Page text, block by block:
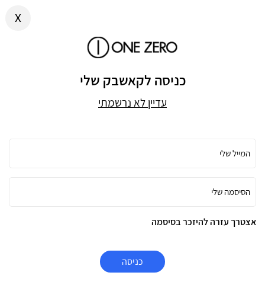
x
כניסה לקאשבק שלי
עדיין לא נרשמתי
המייל שלי
הסיסמה שלי
אצטרך עזרה להיזכר בסיסמה
כניסה